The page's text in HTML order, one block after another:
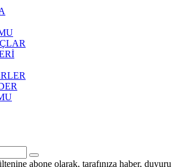
abone olarak, tarafınıza haber, duyuru